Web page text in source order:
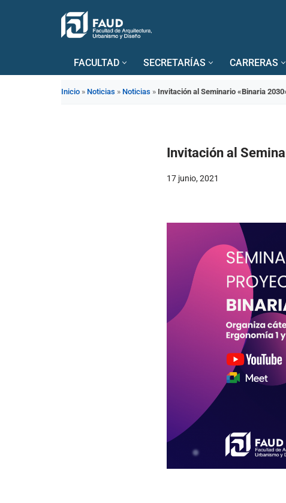
FACULTAD SECRETARÍAS CARRERAS
Inicio » Noticias » Noticias » Invitación al Seminario «Binaria
Invitación al
17 junio, 2021